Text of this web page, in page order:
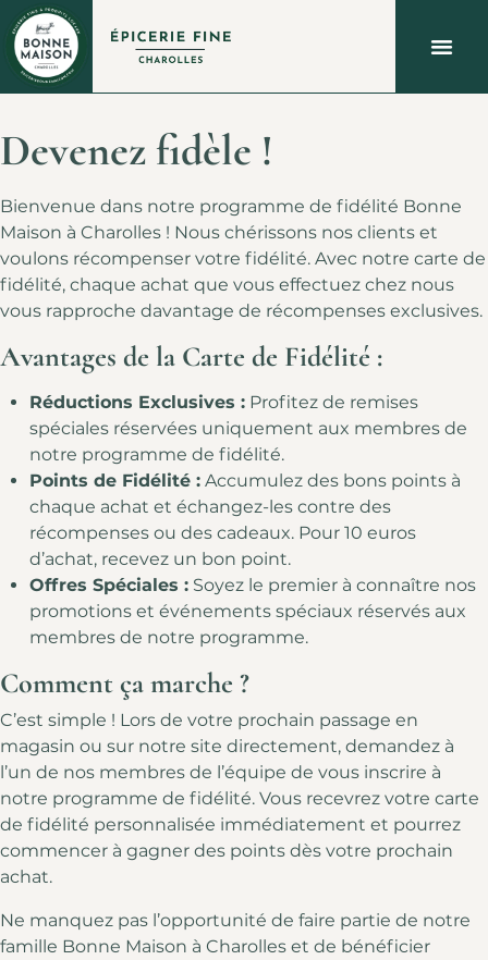
Devenez fidèle !
Bienvenue dans notre programme de fidélité Bonne
Maison à Charolles ! Nous chérissons nos clients et
voulons récompenser votre fidélité. Avec notre carte de
fidélité, chaque achat que vous effectuez chez nous
vous rapproche davantage de récompenses exclusives.
Avantages de la Carte de Fidélité :
Réductions Exclusives : Profitez de remises
spéciales réservées uniquement aux membres de
notre programme de fidélité.
Points de Fidélité : Accumulez des bons points à
chaque achat et échangez-les contre des
récompenses ou des cadeaux. Pour 10 euros
d’achat, recevez un bon point.
Offres Spéciales : Soyez le premier à connaître nos
promotions et événements spéciaux réservés aux
membres de notre programme.
Comment ça marche ?
C’est simple ! Lors de votre prochain passage en
magasin ou sur notre site directement, demandez à
l’un de nos membres de l’équipe de vous inscrire à
notre programme de fidélité. Vous recevrez votre carte
de fidélité personnalisée immédiatement et pourrez
commencer à gagner des points dès votre prochain
achat.
Ne manquez pas l’opportunité de faire partie de notre
famille Bonne Maison à Charolles et de bénéficier